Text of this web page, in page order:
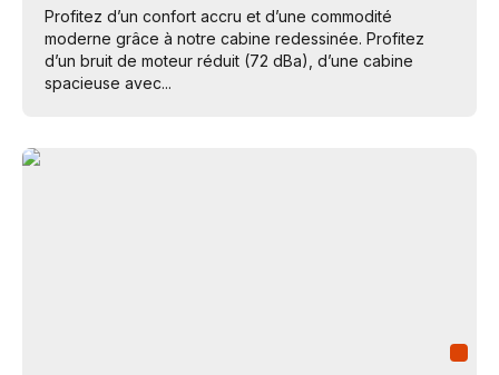
Profitez d’un confort accru et d’une commodité
moderne grâce à notre cabine redessinée. Profitez
d’un bruit de moteur réduit (72 dBa), d’une cabine
spacieuse avec...